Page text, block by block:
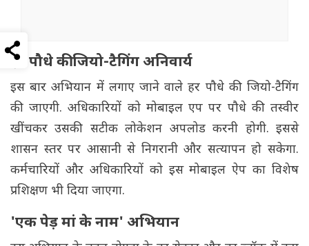
हर पौधे की जियो-टैगिंग अनिवार्य
इस बार अभियान में लगाए जाने वाले हर पौधे की जियो-टैगिंग
की जाएगी. अधिकारियों को मोबाइल एप पर पौधे की तस्वीर
खींचकर उसकी सटीक लोकेशन अपलोड करनी होगी. इससे
शासन स्तर पर आसानी से निगरानी और सत्यापन हो सकेगा.
कर्मचारियों और अधिकारियों को इस मोबाइल ऐप का विशेष
प्रशिक्षण भी दिया जाएगा.
'एक पेड़ मां के नाम' अभियान